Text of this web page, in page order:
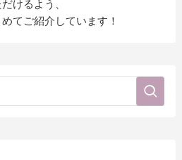
けるよう、
てご紹介しています！